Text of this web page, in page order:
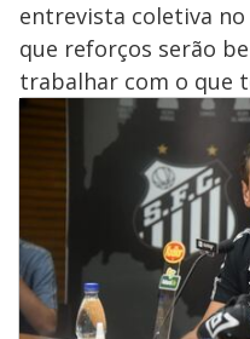
entrevista coletiva
que reforços serão
trabalhar com o que